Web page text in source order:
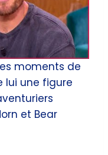
moments de
lui une figure
et Bear